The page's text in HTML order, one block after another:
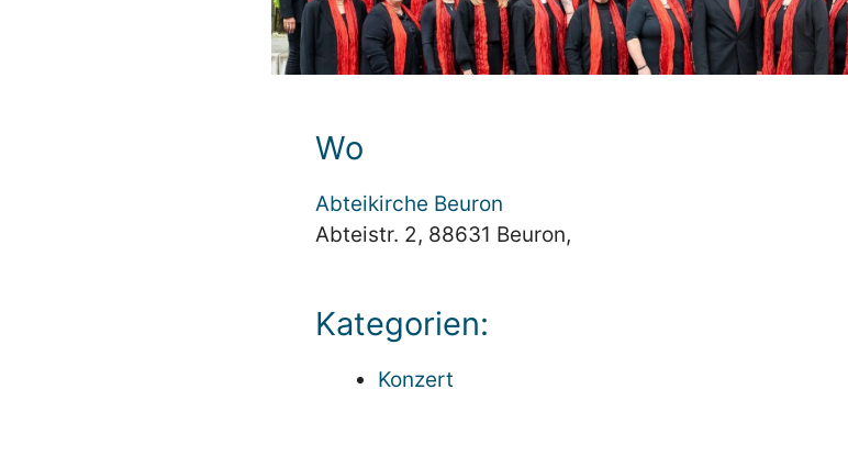
Wo
Abteikirche Beuron
Abteistr. 2, 88631 Beuron,
Kategorien:
Konzert